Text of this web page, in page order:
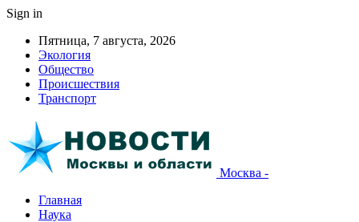
Sign in
Пятница, 7 августа, 2026
Экология
Общество
Происшествия
Транспорт
Москва -
Главная
Наука